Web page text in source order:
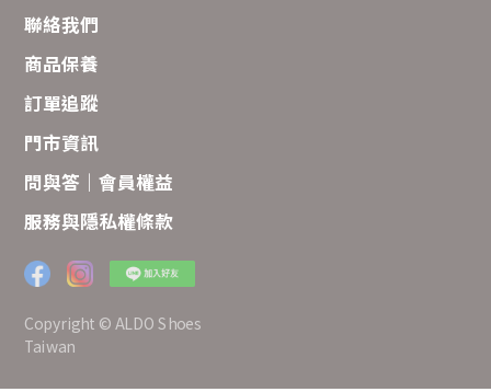
聯絡我們
商品保養
訂單追蹤
門市資訊
問與答｜會員權益
服務與隱私權條款
Copyright © ALDO Shoes
Taiwan